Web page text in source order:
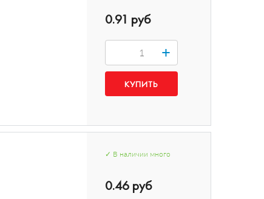
0.91 руб
+
✓ В наличии много
0.46 руб